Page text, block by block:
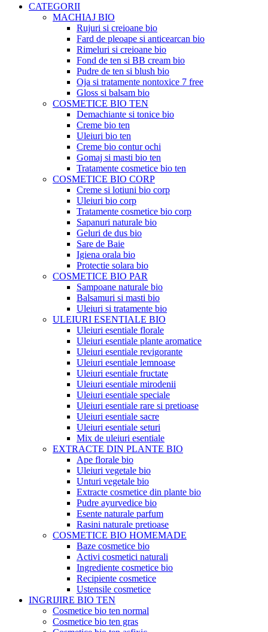
CATEGORII
MACHIAJ BIO
Rujuri si creioane bio
Fard de pleoape si anticearcan bio
Rimeluri si creioane bio
Fond de ten si BB cream bio
Pudre de ten si blush bio
Oja si tratamente nontoxice 7 free
Gloss si balsam bio
COSMETICE BIO TEN
Demachiante si tonice bio
Creme bio ten
Uleiuri bio ten
Creme bio contur ochi
Gomaj si masti bio ten
Tratamente cosmetice bio ten
COSMETICE BIO CORP
Creme si lotiuni bio corp
Uleiuri bio corp
Tratamente cosmetice bio corp
Sapanuri naturale bio
Geluri de dus bio
Sare de Baie
Igiena orala bio
Protectie solara bio
COSMETICE BIO PAR
Sampoane naturale bio
Balsamuri si masti bio
Uleiuri si tratamente bio
ULEIURI ESENTIALE BIO
Uleiuri esentiale florale
Uleiuri esentiale plante aromatice
Uleiuri esentiale revigorante
Uleiuri esentiale lemnoase
Uleiuri esentiale fructate
Uleiuri esentiale mirodenii
Uleiuri esentiale speciale
Uleiuri esentiale rare si pretioase
Uleiuri esentiale sacre
Uleiuri esentiale seturi
Mix de uleiuri esentiale
EXTRACTE DIN PLANTE BIO
Ape florale bio
Uleiuri vegetale bio
Unturi vegetale bio
Extracte cosmetice din plante bio
Pudre ayurvedice bio
Esente naturale parfum
Rasini naturale pretioase
COSMETICE BIO HOMEMADE
Baze cosmetice bio
Activi cosmetici naturali
Ingrediente cosmetice bio
Recipiente cosmetice
Ustensile cosmetice
INGRIJIRE BIO TEN
Cosmetice bio ten normal
Cosmetice bio ten gras